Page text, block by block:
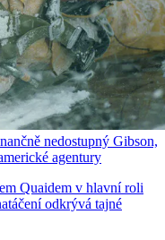
nedostupný Gibson,
agentury
Quaidem v hlavní roli
odkrývá tajné